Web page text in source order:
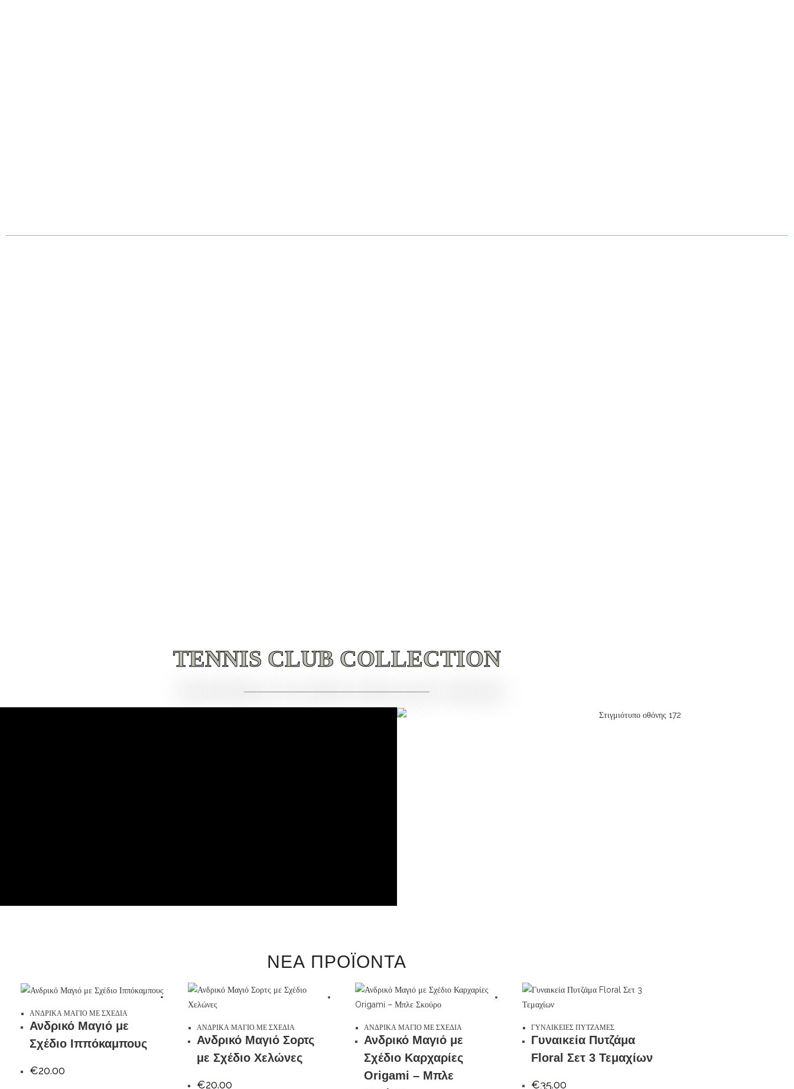
TENNIS CLUB COLLECTION
ΝΕΑ ΠΡΟΪΟΝΤΑ
ΑΝΔΡΙΚΑ ΜΑΓΙΟ ΜΕ ΣΧΕΔΙΑ
Ανδρικό Μαγιό με
Σχέδιο Ιππόκαμπους
€20.00
ΑΝΔΡΙΚΑ ΜΑΓΙΟ ΜΕ ΣΧΕΔΙΑ
Ανδρικό Μαγιό Σορτς
με Σχέδιο Χελώνες
€20.00
ΑΝΔΡΙΚΑ ΜΑΓΙΟ ΜΕ ΣΧΕΔΙΑ
Ανδρικό Μαγιό με
Σχέδιο Καρχαρίες
Origami – Μπλε
ΓΥΝΑΙΚΕΙΕΣ ΠΥΤΖΑΜΕΣ
Γυναικεία Πυτζάμα
Floral Σετ 3 Τεμαχίων
€35.00